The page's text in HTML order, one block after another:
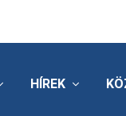
HÍREK